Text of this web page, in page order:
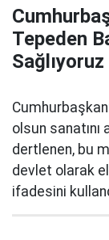
Tepeden
Sağlıyoruz
olsun
dertlenen, bu
devlet olarak
ifadesini